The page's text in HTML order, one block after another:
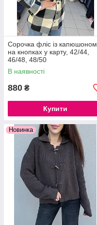
Сорочка фліс із капюшоном
на кнопках у карту, 42/44,
46/48, 48/50
В наявності
880 ₴
Купити
Новинка